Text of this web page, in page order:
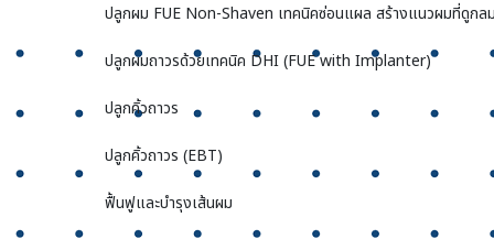
ปลูกผม FUE Non-Shaven เทคนิคซ่อนแผล สร้างแนวผมที่ดูกล
ปลูกผมถาวรด้วยเทคนิค DHI (FUE with Implanter)
ปลูกคิ้วถาวร
ปลูกคิ้วถาวร (EBT)
ฟื้นฟูและบำรุงเส้นผม